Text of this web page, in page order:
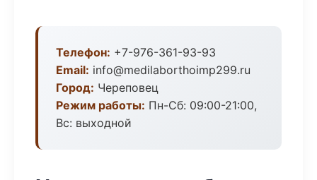
Телефон: +7-976-361-93-93
Email: info@medilaborthoimp299.ru
Город: Череповец
Режим работы: Пн-Сб: 09:00-21:00,
Вс: выходной